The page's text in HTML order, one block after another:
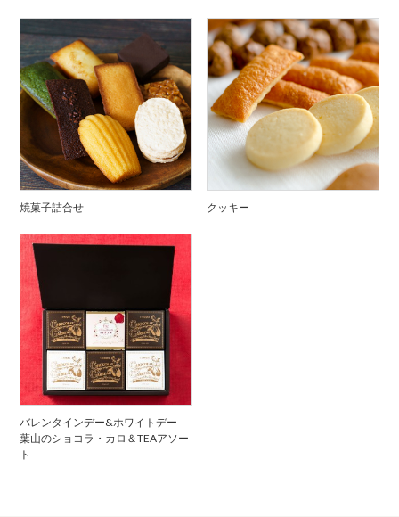
焼菓子詰合せ クッキー
バレンタインデー&ホワイトデー
葉山のショコラ・カロ＆TEAアソー
ト